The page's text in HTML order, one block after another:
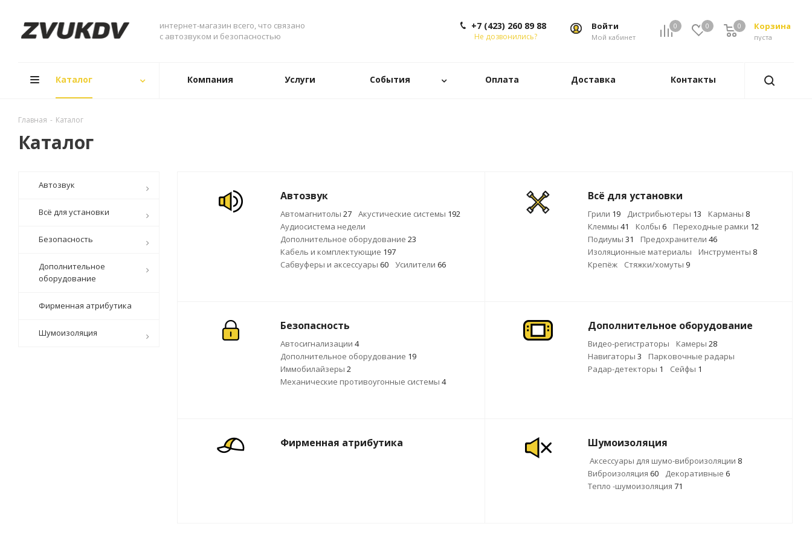
интернет-магазин всего, что связано
с автозвуком и безопасностью
0 0 Корзина
0
пуста
0
Войти
Мой кабинет
+7 (423) 260 89 88
Не дозвонились?
Каталог Компания Услуги События Оплата Доставка Контакты
Главная - Каталог
Каталог
Автозвук
Автомагнитолы 27 Акустические системы 192
Аудиосистема недели
Дополнительное оборудование 23
Кабель и комплектующие 197
Сабвуферы и аксессуары 60 Усилители 66
Всё для установки
Грили 19 Дистрибьютеры 13 Карманы 8
Клеммы 41 Колбы 6 Переходные рамки 12
Подиумы 31 Предохранители 46
Изоляционные материалы
Инструменты 8
Крепёж
Стяжки/хомуты 9
Безопасность
Автосигнализации 4
Дополнительное оборудование 19
Иммобилайзеры 2
Механические противоугонные системы 4
Дополнительное оборудование
Видео-регистраторы Камеры 28
Навигаторы 3
Парковочные радары
Радар-детекторы 1 Сейфы 1
Фирменная атрибутика Шумоизоляция
Аксессуары для шумо-виброизоляции 8
Виброизоляция 60 Декоративные 6
Тепло -шумоизоляция 71
Автозвук
Всё для установки
Безопасность
Дополнительное
оборудование
Фирменная атрибутика
Шумоизоляция